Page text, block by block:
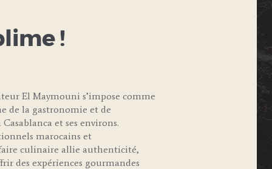
!
El Maymouni s’impose comme
de la gastronomie et de
et ses environs.
marocains et
culinaire allie authenticité,
des expériences gourmandes